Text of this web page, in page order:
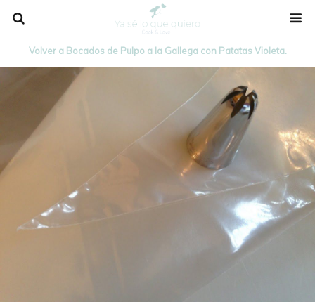
Volver a Bocados de Pulpo a la Gallega con Patatas Violeta.